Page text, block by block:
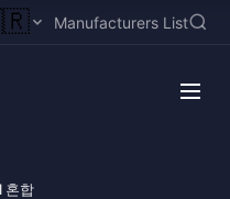
Manufacturers List
혼합